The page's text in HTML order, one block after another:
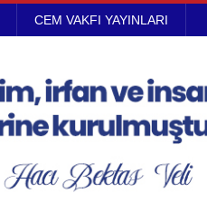
CEM VAKFI YAYINLARI